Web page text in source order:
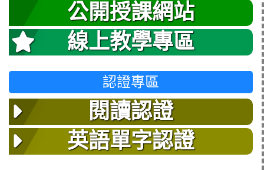
公開授課網站
線上教學專區
認證專區
閱讀認證
英語單字認證